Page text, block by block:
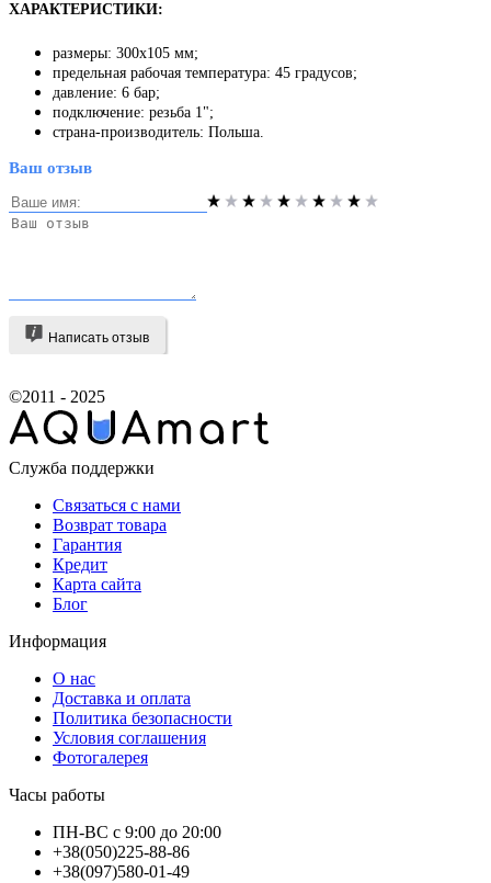
ХАРАКТЕРИСТИКИ:
размеры: 300х105 мм;
предельная рабочая температура: 45 градусов;
давление: 6 бар;
подключение: резьба 1";
страна-производитель: Польша.
Ваш отзыв
Написать отзыв
©2011 - 2025
Служба поддержки
Связаться с нами
Возврат товара
Гарантия
Кредит
Карта сайта
Блог
Информация
О нас
Доставка и оплата
Политика безопасности
Условия соглашения
Фотогалерея
Часы работы
ПН-ВС с 9:00 до 20:00
+38(050)225-88-86
+38(097)580-01-49